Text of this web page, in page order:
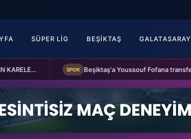
SÜPER LIG BEŞIKTAŞ GALATASARAY
Fenerbahçe 2-0 Sturm Graz (MAÇTAN KARELER)